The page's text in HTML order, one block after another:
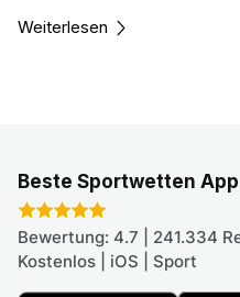
Weiterlesen
Beste Sportwetten
Bewertung: 4.7 | 241.334
Kostenlos | iOS | Sport